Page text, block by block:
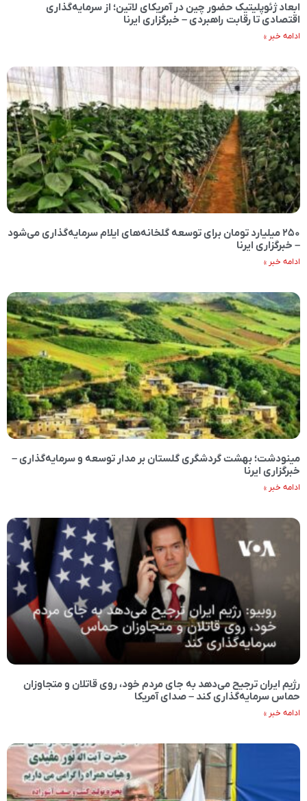
ابعاد ژئوپلیتیک حضور چین در آمریکای لاتین؛ از سرمایه‌گذاری
اقتصادی تا رقابت راهبردی – خبرگزاری ایرنا
ادامه خبر »
۲۵۰ میلیارد تومان برای توسعه گلخانه‌های ایلام سرمایه‌گذاری می‌شود
– خبرگزاری ایرنا
ادامه خبر »
مینودشت؛ بهشت گردشگری گلستان بر مدار توسعه و سرمایه‌گذاری –
خبرگزاری ایرنا
ادامه خبر »
رژیم ایران ترجیح می‌دهد به جای مردم خود، روی قاتلان و متجاوزان
حماس سرمایه‌گذاری کند – صدای آمریکا
ادامه خبر »